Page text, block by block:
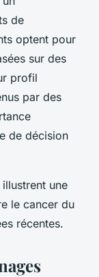
de
optent pour
sur des
profil
par des
de décision
une
le cancer du
récentes.